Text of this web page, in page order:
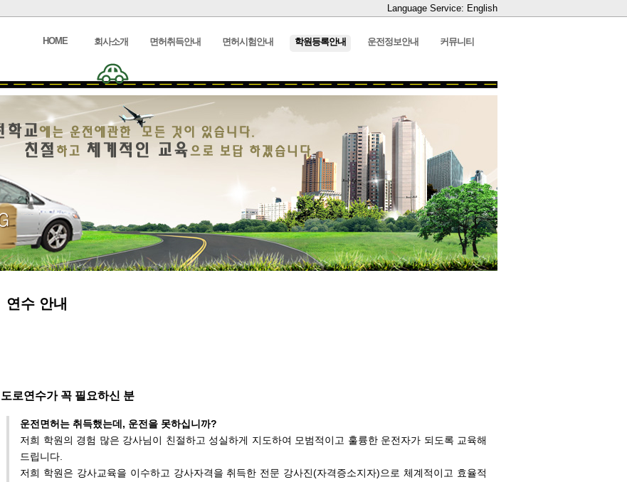
Language Service: English
HOME 회사소개 면허취득안내 면허시험안내 학원등록안내 운전정보안내 커뮤니티
연수 안내
도로연수가 꼭 필요하신 분
운전면허는 취득했는데, 운전을 못하십니까?
저희 학원의 경험 많은 강사님이 친절하고 성실하게 지도하여 모범적이고 훌륭한 운전자가 되도록 교육해
드립니다.
저희 학원은 강사교육을 이수하고 강사자격을 취득한 전문 강사진(자격증소지자)으로 체계적이고 효율적